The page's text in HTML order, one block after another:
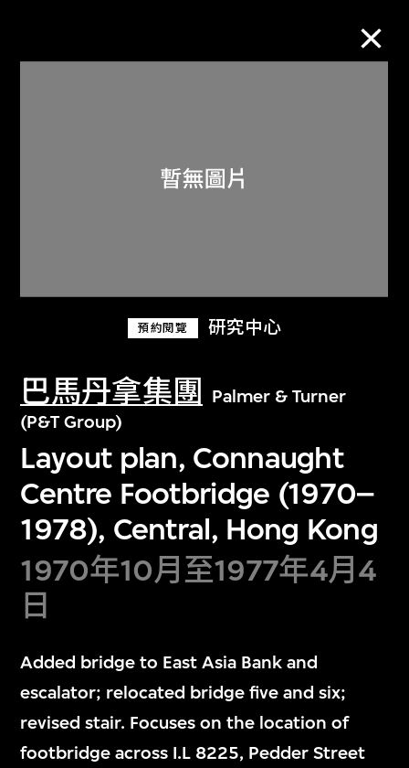
預約閱覽 研究中心
巴馬丹拿集團
Palmer & Turner
(P&T Group)
Layout plan, Connaught
Centre Footbridge (1970–
1978), Central, Hong Kong
1970年10月至1977年4月4
日
Added bridge to East Asia Bank and
escalator; relocated bridge five and six;
revised stair. Focuses on the location of
footbridge across I.L 8225, Pedder Street
關於M+藏品
探索世界頂級的二十及二十一世紀視覺
文化藏品。